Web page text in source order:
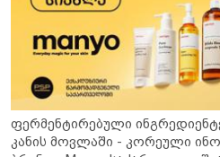
ფერმენტირებული
კანის მოვლაში - კორეული